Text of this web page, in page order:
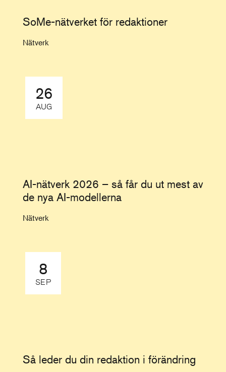
SoMe-nätverket för redaktioner
Nätverk
26
AUG
AI-nätverk 2026 – så får du ut mest av
de nya AI-modellerna
Nätverk
8
SEP
Så leder du din redaktion i förändring